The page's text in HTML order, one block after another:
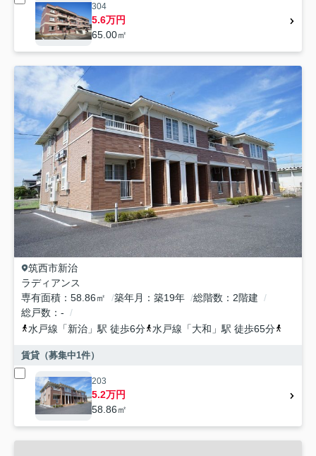
304
5.6万円
65.00㎡
筑西市新治
ラディアンス
専有面積
58.86㎡ 築年月 築19年 総階数
2階建
総戸数
-
水戸線 「新治 」駅 徒歩6分 水戸線 「大和 」駅 徒歩65分
賃貸（募集中1件）
203
5.2万円
58.86㎡